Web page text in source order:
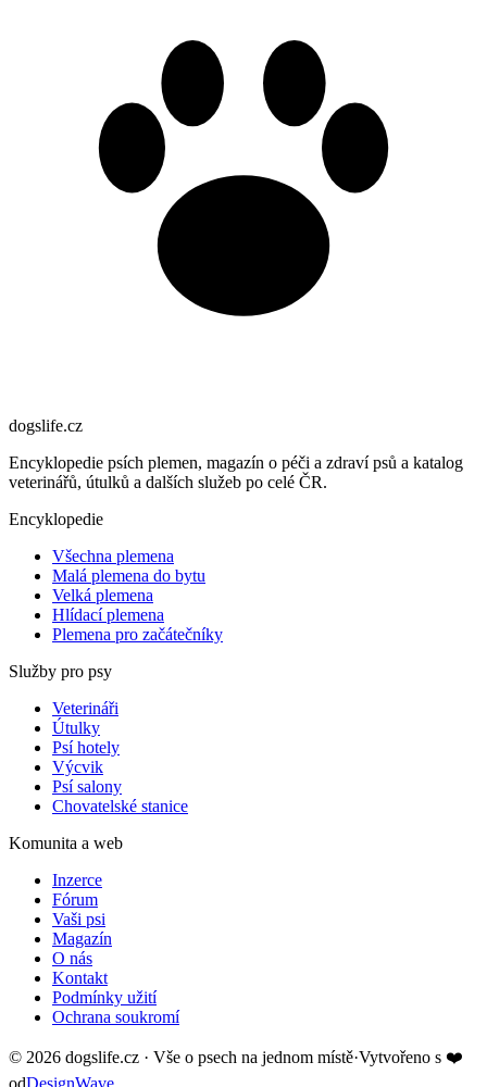
dogslife.cz
Encyklopedie psích plemen, magazín o péči a zdraví psů a katalog
veterinářů, útulků a dalších služeb po celé ČR.
Encyklopedie
Všechna plemena
Malá plemena do bytu
Velká plemena
Hlídací plemena
Plemena pro začátečníky
Služby pro psy
Veterináři
Útulky
Psí hotely
Výcvik
Psí salony
Chovatelské stanice
Komunita a web
Inzerce
Fórum
Vaši psi
Magazín
O nás
Kontakt
Podmínky užití
Ochrana soukromí
© 2026 dogslife.cz · Vše o psech na jednom místě·Vytvořeno s ❤️